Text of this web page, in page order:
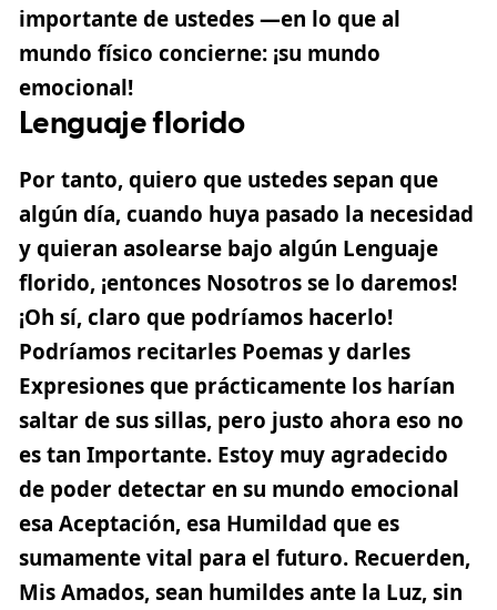
importante de ustedes —en lo que al
mundo físico concierne: ¡su mundo
emocional!
Lenguaje florido
Por tanto, quiero que ustedes sepan que
algún día, cuando huya pasado la necesidad
y quieran asolearse bajo algún Lenguaje
florido, ¡entonces Nosotros se lo daremos!
¡Oh sí, claro que podríamos hacerlo!
Podríamos recitarles Poemas y darles
Expresiones que prácticamente los harían
saltar de sus sillas, pero justo ahora eso no
es tan Importante. Estoy muy agradecido
de poder detectar en su mundo emocional
esa Aceptación, esa Humildad que es
sumamente vital para el futuro. Recuerden,
Mis Amados, sean humildes ante la Luz, sin